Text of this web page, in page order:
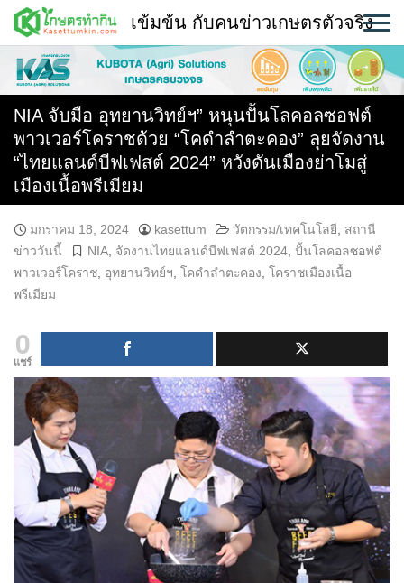
Skip
content
พืช
หน้าแรก
แวดวงเกษตร
ใคร ทำอะไร ที่ไหน
สถานีข่าววันนี้
เข้มข้น กับคนข่าวเกษตรตัวจริง
NIA จับมือ อุทยานวิทย์ฯ” หนุนปั้นโลคอลซอฟต์
พาวเวอร์โคราชด้วย “โคดำลำตะคอง” ลุยจัดงาน
“ไทยแลนด์บีฟเฟสต์ 2024” หวังดันเมืองย่าโมสู่
เมืองเนื้อพรีเมียม
มกราคม 18, 2024 kasettum วัตกรรม/เทคโนโลยี, สถานี
ข่าววันนี้
NIA, จัดงานไทยแลนด์บีฟเฟสต์ 2024, ปั้นโลคอลซอฟต์
พาวเวอร์โคราช, อุทยานวิทย์ฯ, โคดำลำตะคอง, โคราชเมืองเนื้อ
พรีเมียม
0
แชร์